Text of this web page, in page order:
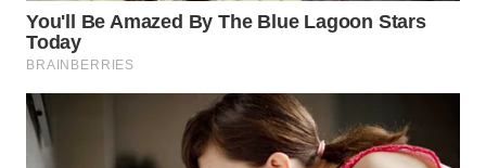
PRIANGAN
TIMUR
SEMARANG